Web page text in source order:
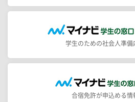
学生のための社会人準備
合宿免許が申込める情